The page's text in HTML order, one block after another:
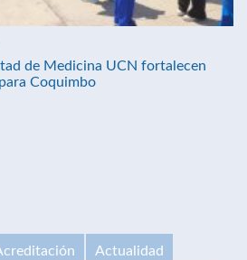
de Medicina UCN fortalecen
Coquimbo
Actualidad